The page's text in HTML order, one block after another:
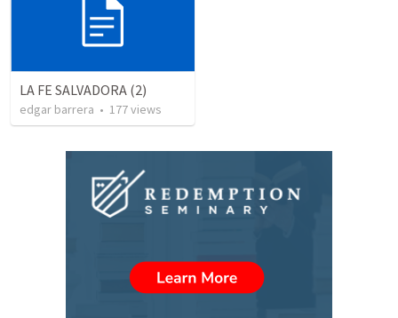
LA FE SALVADORA (2)
edgar barrera • 177views